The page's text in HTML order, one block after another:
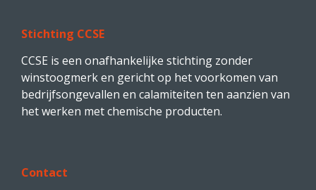
Stichting CCSE
CCSE is een onafhankelijke stichting zonder
winstoogmerk en gericht op het voorkomen van
bedrijfsongevallen en calamiteiten ten aanzien van
het werken met chemische producten.
Contact